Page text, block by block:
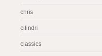
chris
cilindri
classics